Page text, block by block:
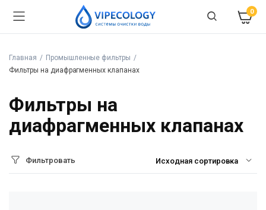
0
Главная
Промышленные фильтры
Фильтры на диафрагменных клапанах
Фильтры на
диафрагменных клапанах
Фильтровать